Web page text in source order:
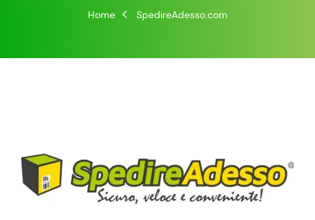
Home SpedireAdesso.com